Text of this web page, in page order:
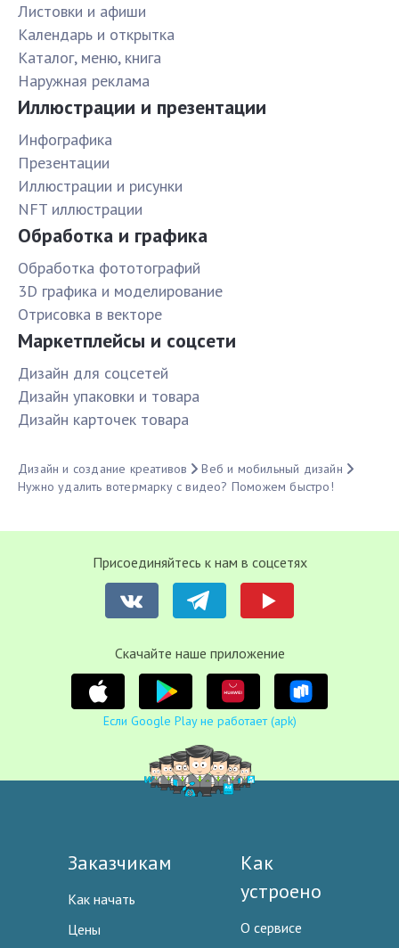
Листовки и афиши
Календарь и открытка
Каталог, меню, книга
Наружная реклама
Иллюстрации и презентации
Инфографика
Презентации
Иллюстрации и рисунки
NFT иллюстрации
Обработка и графика
Обработка фототографий
3D графика и моделирование
Отрисовка в векторе
Маркетплейсы и соцсети
Дизайн для соцсетей
Дизайн упаковки и товара
Дизайн карточек товара
Дизайн и создание креативов
Веб и мобильный дизайн
Нужно удалить вотермарку с видео? Поможем быстро!
Присоединяйтесь к нам в соцсетях
Cкачайте наше приложение
Если Google Play не работает (apk)
Заказчикам
Как начать
Цены
Как
устроено
О сервисе